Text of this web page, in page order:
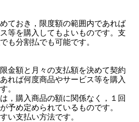
ておき，限度額の範囲内であれば
等を購入してもよいものです。支
も分割払でも可能です。
金額と月々の支払額を決めて契約
れば何度商品やサービス等を購入
。
，購入商品の額に関係なく，１回
予め定められているものです。
い支払い方法です。